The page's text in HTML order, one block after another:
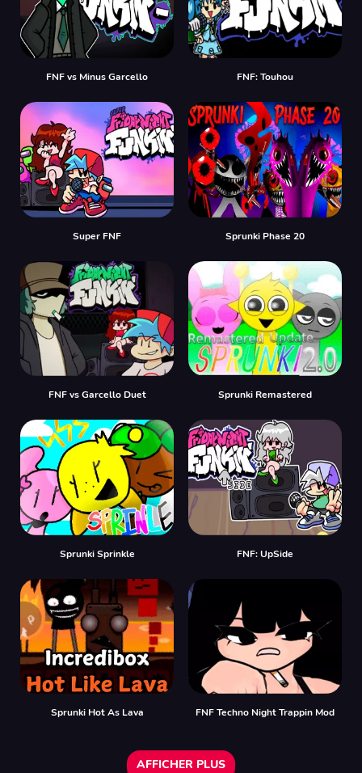
FNF vs Minus Garcello FNF: Touhou
Super FNF Sprunki Phase 20
FNF vs Garcello Duet Sprunki Remastered
Sprunki Sprinkle FNF: UpSide
Sprunki Hot As Lava FNF Techno Night Trappin Mod
AFFICHER PLUS